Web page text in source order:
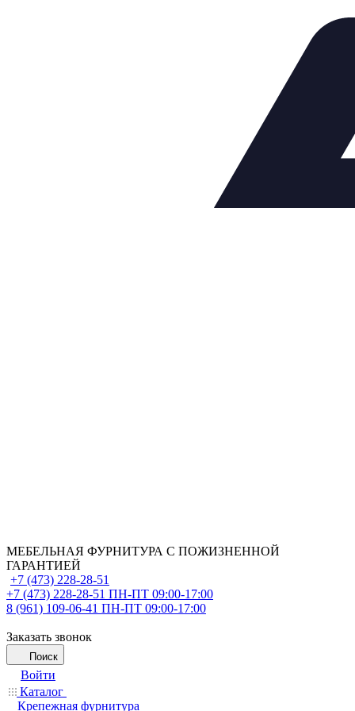
МЕБЕЛЬНАЯ ФУРНИТУРА С ПОЖИЗНЕННОЙ
ГАРАНТИЕЙ
+7 (473) 228-28-51
+7 (473) 228-28-51 ПН-ПТ 09:00-17:00
8 (961) 109-06-41 ПН-ПТ 09:00-17:00
Заказать звонок
Поиск
Войти
Каталог
Крепежная фурнитура